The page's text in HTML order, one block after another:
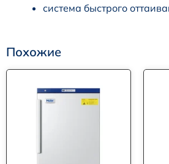
система быстрого
Похожие